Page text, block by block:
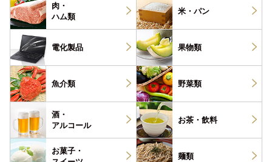
肉・
ハム類
米・パン
電化製品 果物類
魚介類 野菜類
酒・
アルコール
お茶・ 飲料
お菓子・
麺類